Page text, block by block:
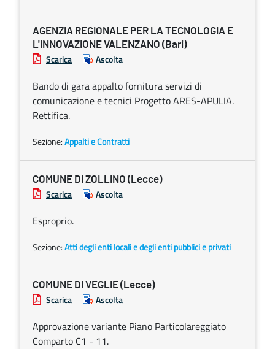
AGENZIA REGIONALE PER LA TECNOLOGIA E
L'INNOVAZIONE VALENZANO (Bari)
Scarica Ascolta
Bando di gara appalto fornitura servizi di
comunicazione e tecnici Progetto ARES-APULIA.
Rettifica.
Sezione:Appalti e Contratti
COMUNE DI ZOLLINO (Lecce)
Scarica Ascolta
Esproprio.
Sezione:Atti degli enti locali e degli enti pubblici e privati
COMUNE DI VEGLIE (Lecce)
Scarica Ascolta
Approvazione variante Piano Particolareggiato
Comparto C1 - 11.